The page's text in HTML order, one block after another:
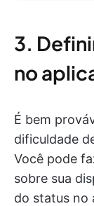
3.
no
É bem
dificuldade
Você pode
sobre sua
do status no